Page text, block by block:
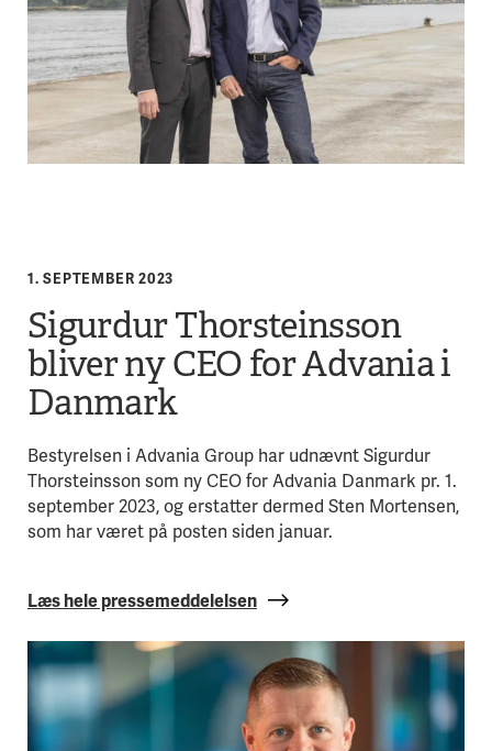
1. SEPTEMBER 2023
Sigurdur Thorsteinsson
bliver ny CEO for Advania i
Danmark
Bestyrelsen i Advania Group har udnævnt Sigurdur
Thorsteinsson som ny CEO for Advania Danmark pr. 1.
september 2023, og erstatter dermed Sten Mortensen,
som har været på posten siden januar.
Læs hele pressemeddelelsen